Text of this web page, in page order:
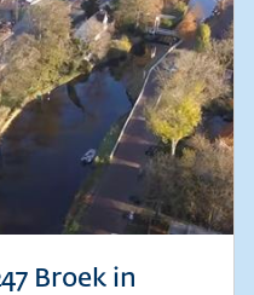
Broek in